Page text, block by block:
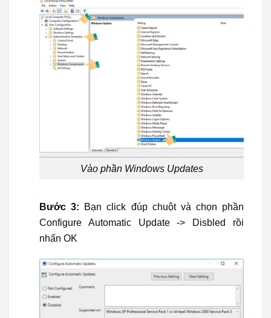
Vào phần Windows Updates
Bước 3:
Bạn click đúp chuột và chọn phần
Configure Automatic Update -> Disbled rồi
nhấn OK